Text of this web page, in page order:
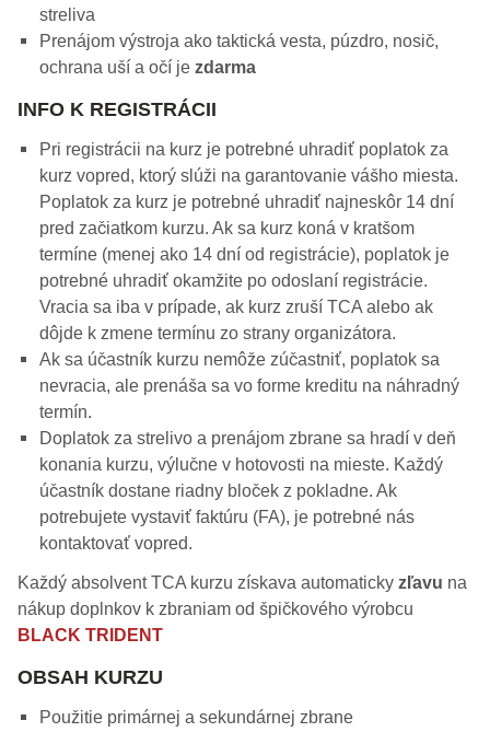
streliva
Prenájom výstroja ako taktická vesta, púzdro, nosič,
ochrana uší a očí je zdarma
INFO K REGISTRÁCII
Pri registrácii na kurz je potrebné uhradiť poplatok za
kurz vopred, ktorý slúži na garantovanie vášho miesta.
Poplatok za kurz je potrebné uhradiť najneskôr 14 dní
pred začiatkom kurzu. Ak sa kurz koná v kratšom
termíne (menej ako 14 dní od registrácie), poplatok je
potrebné uhradiť okamžite po odoslaní registrácie.
Vracia sa iba v prípade, ak kurz zruší TCA alebo ak
dôjde k zmene termínu zo strany organizátora.
Ak sa účastník kurzu nemôže zúčastniť, poplatok sa
nevracia, ale prenáša sa vo forme kreditu na náhradný
termín.
Doplatok za strelivo a prenájom zbrane sa hradí v deň
konania kurzu, výlučne v hotovosti na mieste. Každý
účastník dostane riadny bloček z pokladne. Ak
potrebujete vystaviť faktúru (FA), je potrebné nás
kontaktovať vopred.
Každý absolvent TCA kurzu získava automaticky zľavu na
nákup doplnkov k zbraniam od špičkového výrobcu
BLACK TRIDENT
OBSAH KURZU
Použitie primárnej a sekundárnej zbrane